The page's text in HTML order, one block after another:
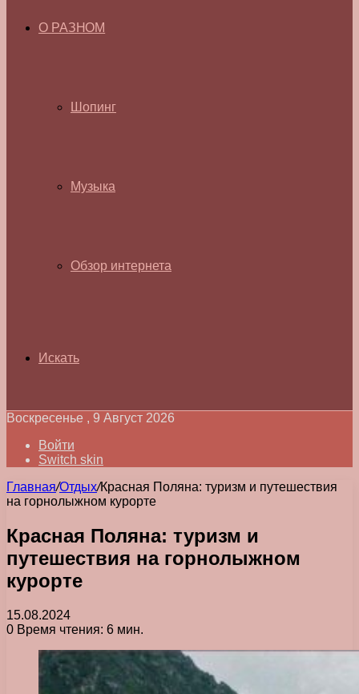
О РАЗНОМ
Шопинг
Музыка
Обзор интернета
Искать
Воскресенье , 9 Август 2026
Войти
Switch skin
Главная/Отдых/Красная Поляна: туризм и путешествия
на горнолыжном курорте
Красная Поляна: туризм и
путешествия на горнолыжном
курорте
15.08.2024
0 Время чтения: 6 мин.